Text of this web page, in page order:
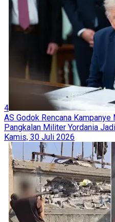
4
AS Godok Rencana
Pangkalan Militer Yordania
Kamis, 30 Juli 2026